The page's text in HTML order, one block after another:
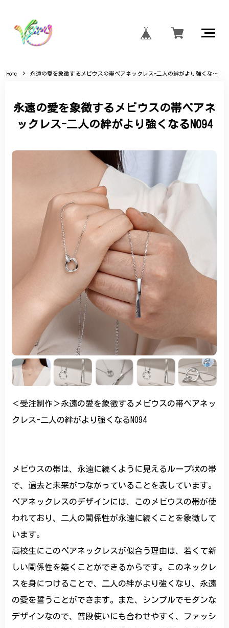
Home 永遠の愛を象徴するメビウスの帯ペアネックレス-二人の絆がより強くなるN094
永遠の愛を象徴するメビウスの帯ペアネ
ックレス-二人の絆がより強くなるN094
＜受注制作＞永遠の愛を象徴するメビウスの帯ペアネッ
クレス-二人の絆がより強くなるN094
メビウスの帯は、永遠に続くように見えるループ状の帯
で、過去と未来がつながっていることを表しています。
ペアネックレスのデザインには、このメビウスの帯が使
われており、二人の関係性が永遠に続くことを象徴して
います。
高校生にこのペアネックレスが似合う理由は、若くて新
しい関係性を築くことができるからです。このネックレ
スを身につけることで、二人の絆がより強くなり、永遠
の愛を誓うことができます。また、シンプルでモダンな
デザインなので、普段使いにも合わせやすく、ファッシ